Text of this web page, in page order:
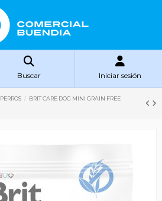
Buscar Iniciar sesión
PERROS
BRIT CARE DOG MINI GRAIN FREE